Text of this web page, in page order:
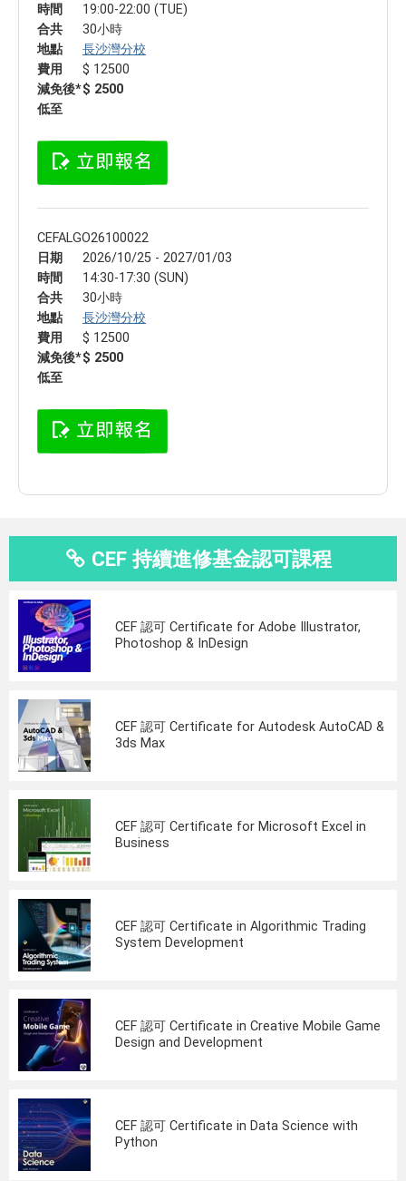
時間
19:00-22:00 (TUE)
合共
30小時
地點
長沙灣分校
費用
$ 12500
減免後*
低至
$ 2500
CEFALGO26100022
日期
2026/10/25 - 2027/01/03
時間
14:30-17:30 (SUN)
合共
30小時
地點
長沙灣分校
費用
$ 12500
減免後*
低至
$ 2500
CEF 持續進修基金認可課程
CEF 認可 Certificate for Adobe Illustrator,
Photoshop & InDesign
CEF 認可 Certificate for Autodesk AutoCAD &
3ds Max
CEF 認可 Certificate for Microsoft Excel in
Business
CEF 認可 Certificate in Algorithmic Trading
System Development
CEF 認可 Certificate in Creative Mobile Game
Design and Development
CEF 認可 Certificate in Data Science with
Python